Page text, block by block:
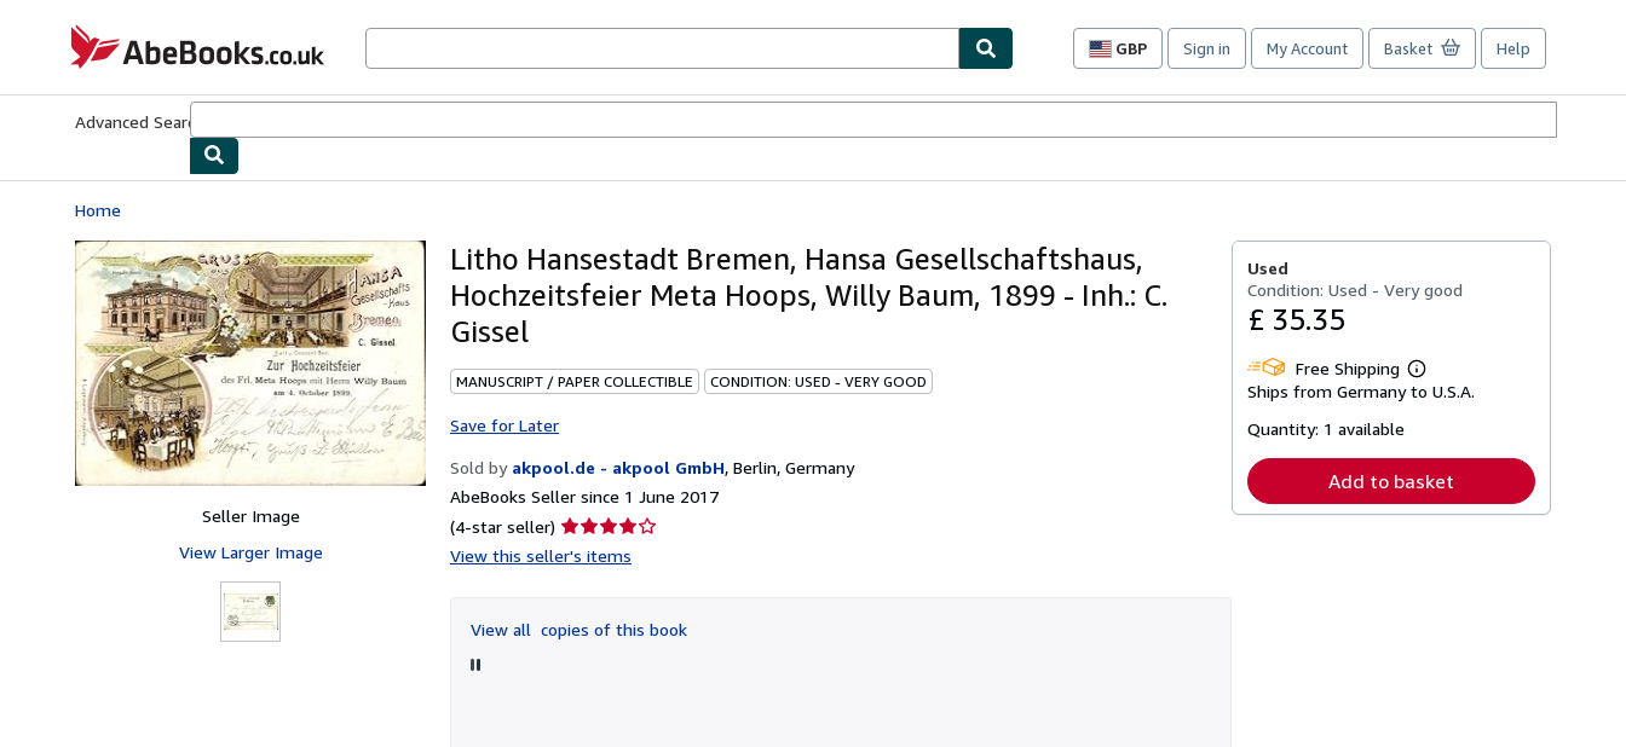
AbeBooks.co.uk
GBP
Site
preferences
Sign in My Account Basket Help
Advanced Search
Home
Seller Image
View Larger Image
Litho Hansestadt Bremen, Hansa Gesellschaftshaus,
Hochzeitsfeier Meta Hoops, Willy Baum, 1899 - Inh.: C.
Gissel
MANUSCRIPT / PAPER COLLECTIBLE CONDITION: USED - VERY GOOD
Save for Later
Sold by akpool.de - akpool GmbH, Berlin, Germany
AbeBooks Seller since 1 June 2017
(4-star seller) Seller
rating
of
5
View this seller's items
View all copies of this book
Used
Condition: Used - Very good
£ 35.35
Free Shipping
Learn
more
Ships from Germany to U.S.A.
Quantity: 1 available
Add to basket